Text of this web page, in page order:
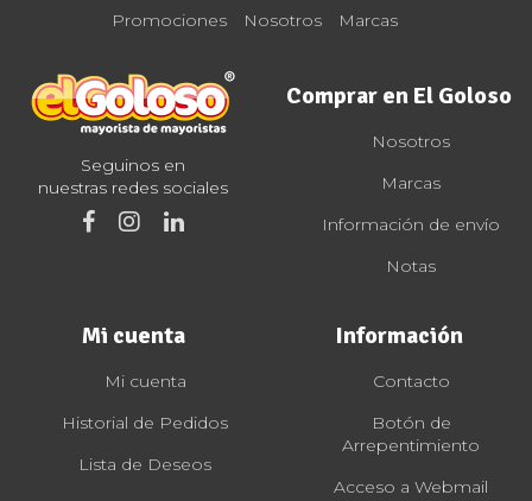
Promociones Nosotros Marcas
Seguinos en
nuestras redes sociales
Comprar en El Goloso
Nosotros
Marcas
Información de envío
Notas
Mi cuenta
Mi cuenta
Historial de Pedidos
Lista de Deseos
Información
Contacto
Botón de
Arrepentimiento
Acceso a Webmail